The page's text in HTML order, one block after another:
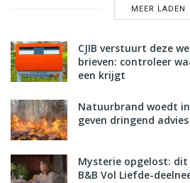
MEER LADEN
CJIB verstuurt deze
brieven: controleer
een krijgt
Natuurbrand woedt
geven dringend advies
Mysterie opgelost:
B&B Vol Liefde-